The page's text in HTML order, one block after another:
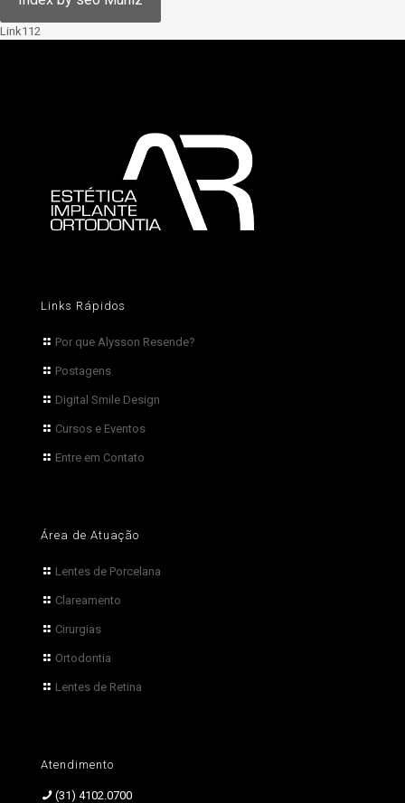
Links Rápidos
Por que Alysson Resende?
Postagens
Digital Smile Design
Cursos e Eventos
Entre em Contato
Área de Atuação
Lentes de Porcelana
Clareamento
Cirurgias
Ortodontia
Lentes de Retina
Atendimento
(31) 4102.0700
Link112